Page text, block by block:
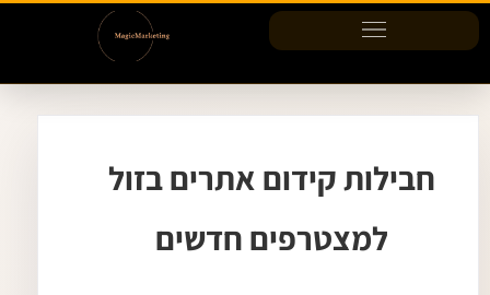
דילוג
לתוכן
חבילות קידום אתרים בזול
למצטרפים חדשים